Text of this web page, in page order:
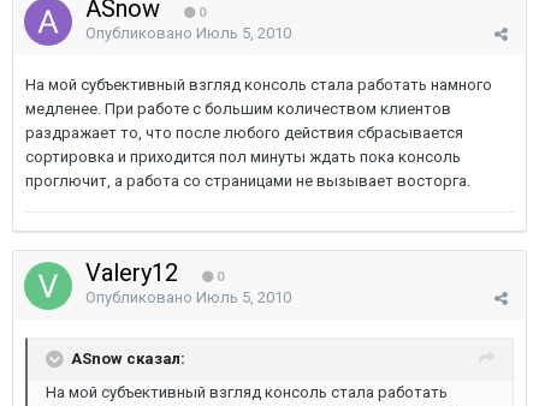
ASnow 0
Опубликовано Июль 5, 2010
На мой субъективный взгляд консоль стала работать намного
медленее. При работе с большим количеством клиентов
раздражает то, что после любого действия сбрасывается
сортировка и приходится пол минуты ждать пока консоль
проглючит, а работа со страницами не вызывает восторга.
Valery12 0
Опубликовано Июль 5, 2010
ASnow сказал:
На мой субъективный взгляд консоль стала работать